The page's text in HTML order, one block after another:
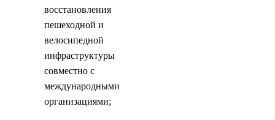
восстановления
пешеходной и
велосипедной
инфраструктуры
совместно с
международными
организациями;